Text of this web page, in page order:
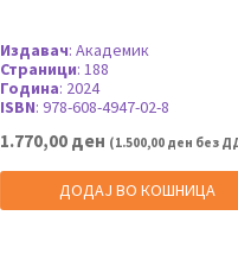
Издавач:Академик
Страници:188
Година: 2024
ISBN:978-608-4947-02-8
1.770,00 ден (1.500,00 ден без
ДОДАЈ ВО КОШНИЦА